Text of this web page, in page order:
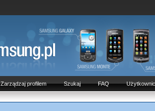
Zarządzaj profilem Szukaj FAQ